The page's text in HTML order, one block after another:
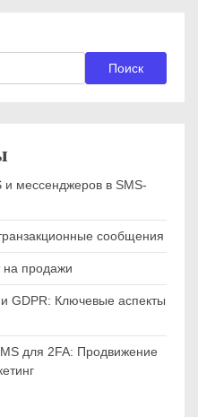
Поиск
мессенджеров в SMS-
сообщения
на продажи
GDPR: Ключевые аспекты
для 2FA: Продвижение